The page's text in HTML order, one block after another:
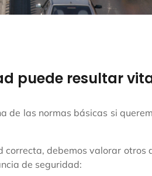
puede resultar
de las normas básicas si
debemos valorar otros
de seguridad: